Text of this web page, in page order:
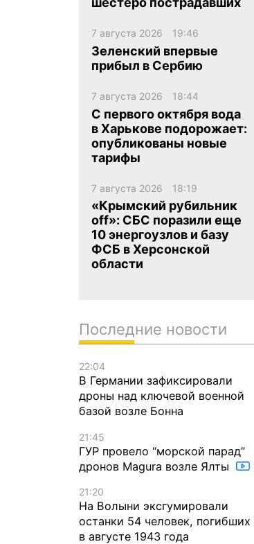
en
7 августа 2026 19:46
Зеленский впервые
прибыл в Сербию
7 августа 2026 18:44
С первого октября вода
в Харькове подорожает:
опубликованы новые
тарифы
7 августа 2026 18:19
«Крымский рубильник
off»: СБС поразили еще
10 энергоузлов и базу
ФСБ в Херсонской
области
Последние новости
22:04
В Германии зафиксировали
дроны над ключевой военной
базой возле Бонна
21:45
ГУР провело “морской парад”
дронов Magura возле Ялты
21:20
На Волыни эксгумировали
останки 54 человек, погибших
в августе 1943 года